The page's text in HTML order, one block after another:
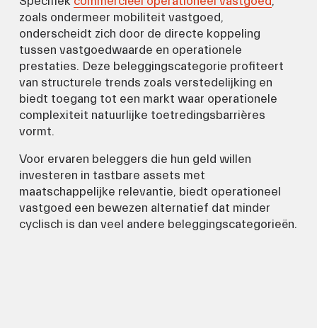
zoals ondermeer mobiliteit vastgoed,
onderscheidt zich door de directe koppeling
tussen vastgoedwaarde en operationele
prestaties. Deze beleggingscategorie profiteert
van structurele trends zoals verstedelijking en
biedt toegang tot een markt waar operationele
complexiteit natuurlijke toetredingsbarrières
vormt.
Voor ervaren beleggers die hun geld willen
investeren in tastbare assets met
maatschappelijke relevantie, biedt operationeel
vastgoed een bewezen alternatief dat minder
cyclisch is dan veel andere beleggingscategorieën.